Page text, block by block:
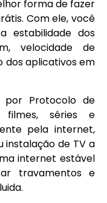
forma de fazer
Com ele, você
estabilidade dos
velocidade de
aplicativos em
por Protocolo de
filmes, séries e
pela internet,
instalação de TV a
internet estável
travamentos e